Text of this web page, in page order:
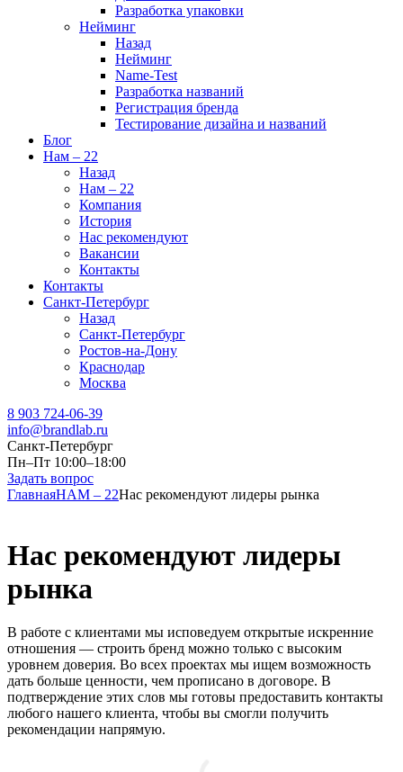
Разработка упаковки
Нейминг
Назад
Нейминг
Name-Test
Разработка названий
Регистрация бренда
Тестирование дизайна и названий
Блог
Нам – 22
Назад
Нам – 22
Компания
История
Нас рекомендуют
Вакансии
Контакты
Контакты
Санкт-Петербург
Назад
Санкт-Петербург
Ростов-на-Дону
Краснодар
Москва
8 903 724-06-39
info@brandlab.ru
Санкт-Петербург
Пн–Пт 10:00–18:00
Задать вопрос
ГлавнаяНАМ – 22Нас рекомендуют лидеры рынка
Нас рекомендуют лидеры
рынка
В работе с клиентами мы исповедуем открытые искренние
отношения — строить бренд можно только с высоким
уровнем доверия. Во всех проектах мы ищем возможность
дать больше ценности, чем прописано в договоре. В
подтверждение этих слов мы готовы предоставить контакты
любого нашего клиента, чтобы вы смогли получить
рекомендации напрямую.